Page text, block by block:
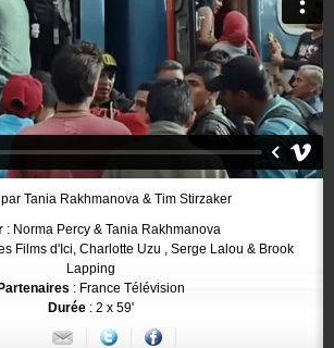
Tania Rakhmanova & Tim Stirzaker
: Norma Percy & Tania Rakhmanova
Films d'Ici, Charlotte Uzu , Serge Lalou & Brook
Lapping
Partenaires: France Télévision
Durée: 2 x 59'